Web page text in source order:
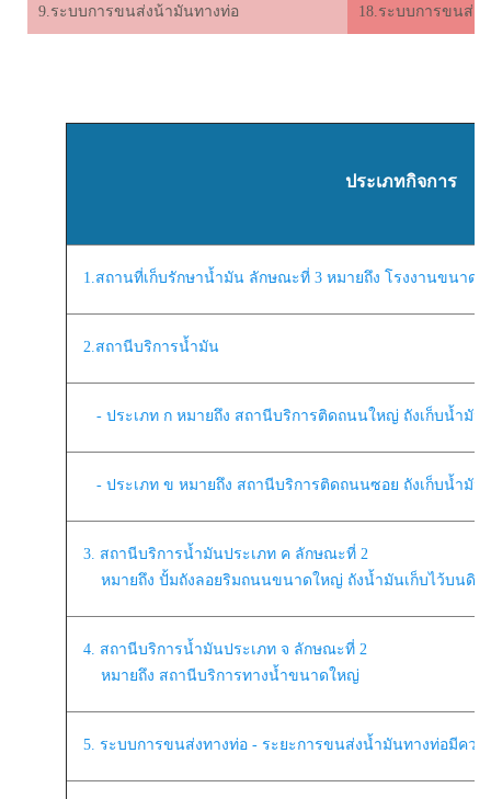
9.ระบบการขนส่งน้ามันทางท่อ 18.ระบบการขนส่ง
ประเภทกิจการ
1.สถานที่เก็บรักษาน้ำมัน ลักษณะที่ 3 หมายถึง โรงงานขนาด
2.สถานีบริการน้ำมัน
- ประเภท ก หมายถึง สถานีบริการติดถนนใหญ่ ถังเก็บน้ำมัน
- ประเภท ข หมายถึง สถานีบริการติดถนนซอย ถังเก็บน้ำมัน
3. สถานีบริการน้ำมันประเภท ค ลักษณะที่ 2
หมายถึง ปั้มถังลอยริมถนนขนาดใหญ่ ถังน้ำมันเก็บไว้บนดิน
4. สถานีบริการน้ำมันประเภท จ ลักษณะที่ 2
หมายถึง สถานีบริการทางน้ำขนาดใหญ่
5. ระบบการขนส่งทางท่อ - ระยะการขนส่งน้ำมันทางท่อมีควา